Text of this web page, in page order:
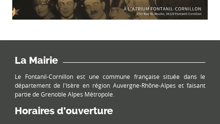
La Mairie
Le Fontanil-Cornillon est une commune française située dans le
département de l'Isère en région Auvergne-Rhône-Alpes et faisant
partie de Grenoble Alpes Métropole.
Horaires d’ouverture